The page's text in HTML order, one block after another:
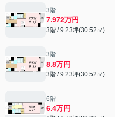
3階
7.972万円
3階 / 9.23坪(30.52㎡)
3階
8.8万円
3階 / 9.23坪(30.52㎡)
6階
6.4万円